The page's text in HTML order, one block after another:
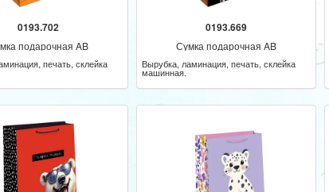
0193.702
подарочная AB
печать, склейка
0193.669
Сумка подарочная AB
Вырубка, ламинация, печать, склейка
машинная.